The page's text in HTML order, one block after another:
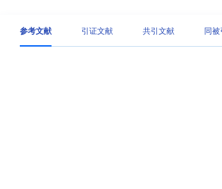
参考文献 引证文献 共引文献 同